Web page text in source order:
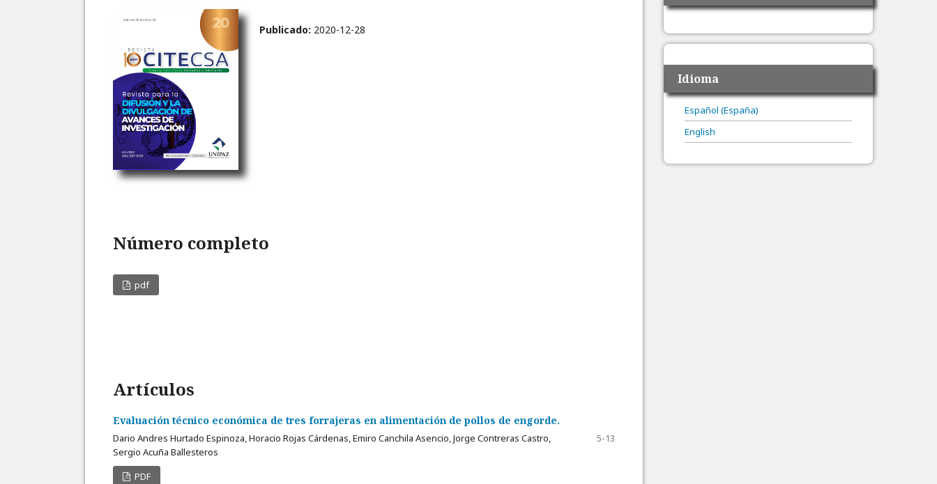
Publicado: 2020-12-28
Número completo
pdf
Artículos
Evaluación técnico económica de tres forrajeras en alimentación de pollos de engorde.
Dario Andres Hurtado Espinoza, Horacio Rojas Cárdenas, Emiro Canchila Asencio, Jorge Contreras Castro,
Sergio Acuña Ballesteros
5-13
PDF
Idioma
Español (España)
English